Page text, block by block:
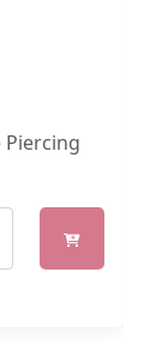
Piercing